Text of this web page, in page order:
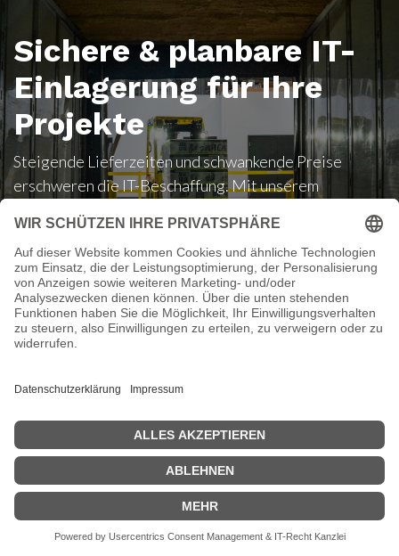
Sichere & planbare IT-
Einlagerung für Ihre
Projekte
Steigende Lieferzeiten und schwankende Preise
erschweren die IT-Beschaffung. Mit unserem
benötigte Hardware für die Zukunft –zu festen
Konditionen und garantierter Verfügbarkeit.
Services im Überblick
Garantierte Verfügbarkeit
Ihre IT-Hardware ist genau dann einsatzbereit, wenn Sie sie
benötigen.